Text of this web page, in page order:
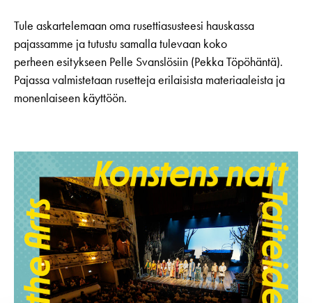
Tule askartelemaan oma rusettiasusteesi hauskassa
pajassamme ja tutustu samalla tulevaan koko
perheen esitykseen Pelle Svanslösiin (Pekka Töpöhäntä).
Pajassa valmistetaan rusetteja erilaisista materiaaleista ja
monenlaiseen käyttöön.